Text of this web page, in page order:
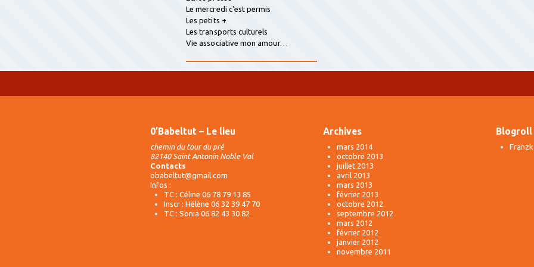
Le mercredi c'est permis
Les petits +
Les transports culturels
Vie associative mon amour…
0’Babeltut – Le lieu
chemin du tour du pré
82140 Saint Antonin Noble Val
Contacts
obabeltut@gmail.com
Infos :
TC : Céline 06 78 79 13 85
Inscr : Hélène 06 32 39 47 70
TC : Sonia 06 82 43 30 82
Archives
mars 2014
octobre 2013
juillet 2013
avril 2013
mars 2013
février 2013
octobre 2012
septembre 2012
mars 2012
février 2012
janvier 2012
novembre 2011
Blogroll